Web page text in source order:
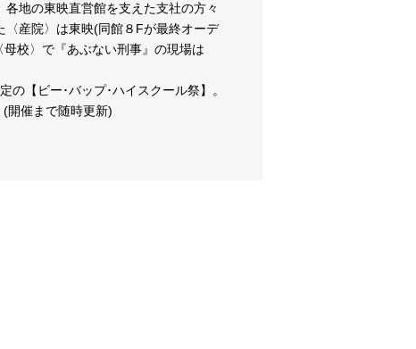
地の東映直営館を支えた支社の方々
産院〉は東映(同館８Fが最終オーデ
校〉で『あぶない刑事』の現場は
【ビー･バップ･ハイスクール祭】。
(開催まで随時更新)